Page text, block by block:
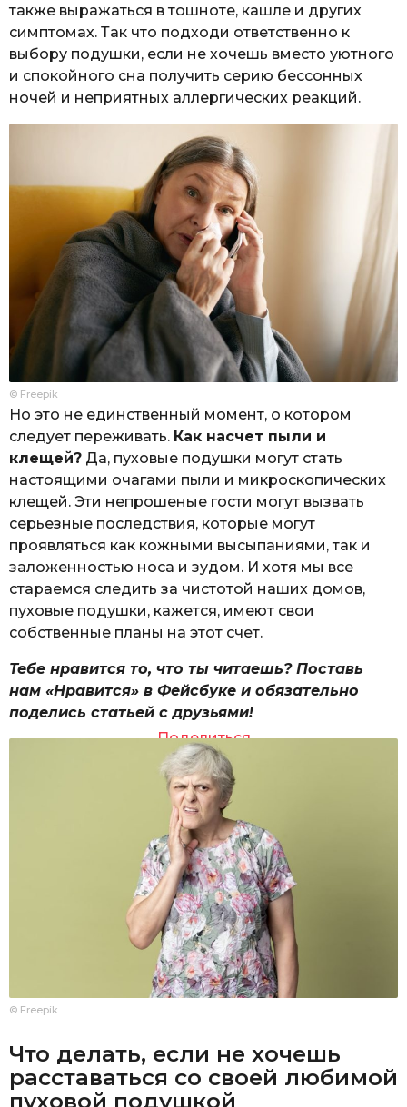
также выражаться в тошноте, кашле и других
симптомах. Так что подходи ответственно к
выбору подушки, если не хочешь вместо уютного
и спокойного сна получить серию бессонных
ночей и неприятных аллергических реакций.
© Freepik
Но это не единственный момент, о котором
следует переживать. Как насчет пыли и
клещей? Да, пуховые подушки могут стать
настоящими очагами пыли и микроскопических
клещей. Эти непрошеные гости могут вызвать
серьезные последствия, которые могут
проявляться как кожными высыпаниями, так и
заложенностью носа и зудом. И хотя мы все
стараемся следить за чистотой наших домов,
пуховые подушки, кажется, имеют свои
собственные планы на этот счет.
Тебе нравится то, что ты читаешь? Поставь
нам «Нравится» в Фейсбуке и обязательно
поделись статьей с друзьями!
Поделиться
© Freepik
Что делать, если не хочешь
расставаться со своей любимой
пуховой подушкой